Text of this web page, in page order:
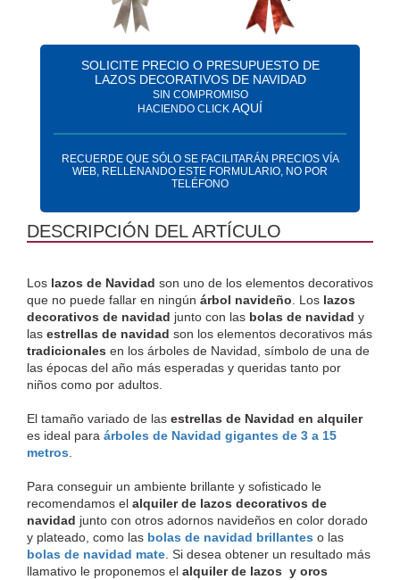
SOLICITE PRECIO O PRESUPUESTO DE
LAZOS DECORATIVOS DE NAVIDAD
SIN COMPROMISO
HACIENDO CLICK AQUÍ
RECUERDE QUE SÓLO SE FACILITARÁN PRECIOS VÍA
WEB, RELLENANDO ESTE FORMULARIO, NO POR
TELÉFONO
DESCRIPCIÓN DEL ARTÍCULO
Los lazos de Navidad son uno de los elementos decorativos
que no puede fallar en ningún árbol navideño . Los lazos
decorativos de navidad junto con las bolas de navidad y
las estrellas de navidad
tradicionales en los árboles de Navidad, símbolo de una de
las épocas del año más esperadas y queridas tanto por
niños como por adultos.
El tamaño variado de las estrellas de Navidad en alquiler
es ideal para árboles de Navidad gigantes de 3 a 15
metros
Para conseguir un ambiente brillante y sofisticado le
recomendamos el alquiler de lazos decorativos de
navidad junto con otros adornos navideños en color dorado
y plateado, como las bolas de navidad brillantes
bolas de navidad mate . Si desea obtener un resultado más
llamativo le proponemos el alquiler de lazos  y oros